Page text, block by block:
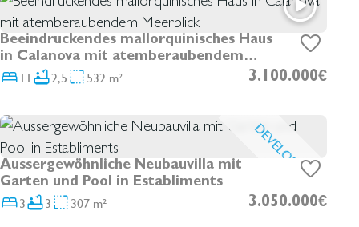
Beeindruckendes mallorquinisches Haus
in Calanova mit atemberaubendem
Meerblick
11 2,5 532 m² 3.100.000€
DEVELOPMENT
Aussergewöhnliche Neubauvilla mit
Garten und Pool in Establiments
3 3 307 m² 3.050.000€